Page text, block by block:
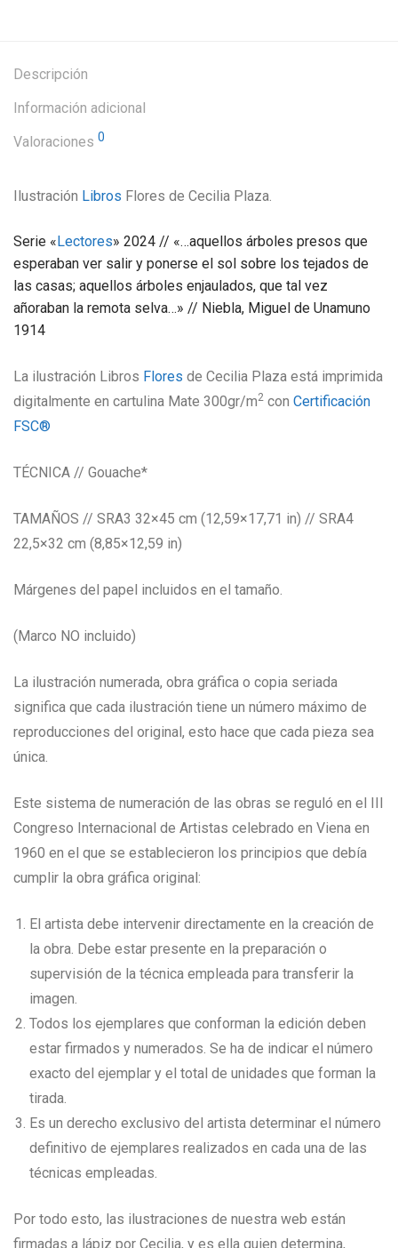
Descripción
Información adicional
Valoraciones 0
Ilustración Libros Flores de Cecilia Plaza.
Serie «Lectores» 2024 // «…aquellos árboles presos que
esperaban ver salir y ponerse el sol sobre los tejados de
las casas; aquellos árboles enjaulados, que tal vez
añoraban la remota selva…» // Niebla, Miguel de Unamuno
1914
La ilustración Libros Flores de Cecilia Plaza está imprimida
digitalmente en cartulina Mate 300gr/m2 con Certificación
FSC®
TÉCNICA // Gouache*
TAMAÑOS // SRA3 32×45 cm (12,59×17,71 in) // SRA4
22,5×32 cm (8,85×12,59 in)
Márgenes del papel incluidos en el tamaño.
(Marco NO incluido)
La ilustración numerada, obra gráfica o copia seriada
significa que cada ilustración tiene un número máximo de
reproducciones del original, esto hace que cada pieza sea
única.
Este sistema de numeración de las obras se reguló en el III
Congreso Internacional de Artistas celebrado en Viena en
1960 en el que se establecieron los principios que debía
cumplir la obra gráfica original:
El artista debe intervenir directamente en la creación de
la obra. Debe estar presente en la preparación o
supervisión de la técnica empleada para transferir la
imagen.
Todos los ejemplares que conforman la edición deben
estar firmados y numerados. Se ha de indicar el número
exacto del ejemplar y el total de unidades que forman la
tirada.
Es un derecho exclusivo del artista determinar el número
definitivo de ejemplares realizados en cada una de las
técnicas empleadas.
Por todo esto, las ilustraciones de nuestra web están
firmadas a lápiz por Cecilia, y es ella quien determina,